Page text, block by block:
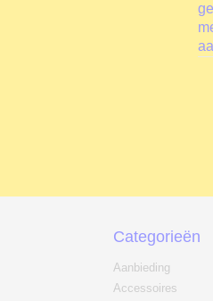
Categorieën
Aanbieding
Accessoires